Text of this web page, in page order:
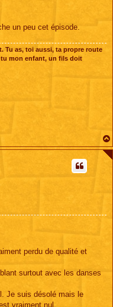
un peu cet épisode.
Tu as, toi aussi, ta propre route
mon enfant, un fils doit
perdu de qualité et
surtout avec les danses
Je suis désolé mais le
vraiment nul.